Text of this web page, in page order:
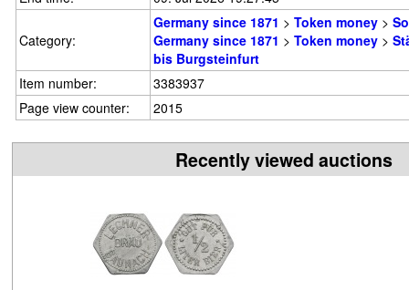
Category:
Germany since 1871 > Token money >
Germany since 1871 > Token money >
bis Burgsteinfurt
Item number:
3383937
Page view counter:
2015
Recently viewed auctions